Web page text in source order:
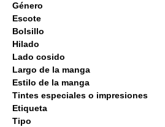
Género
Escote
Bolsillo
Hilado
Lado cosido
Largo de la manga
Estilo de la manga
Tintes especiales o impresiones
Etiqueta
Tipo